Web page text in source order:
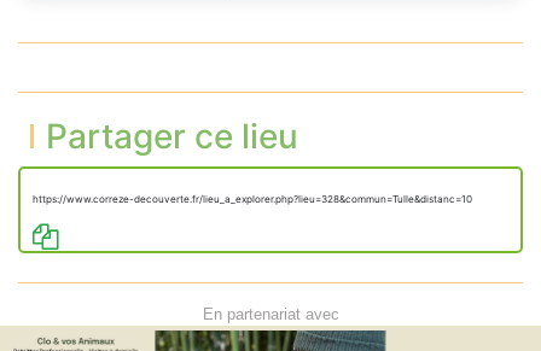
Partager ce lieu
https://www.correze-decouverte.fr/lieu_a_explorer.php?lieu=328&commun=Tulle&distanc=10
En partenariat avec